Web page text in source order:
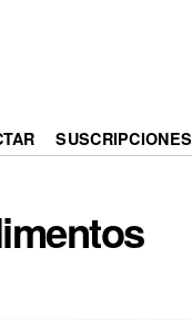
SUSCRIPCIONES